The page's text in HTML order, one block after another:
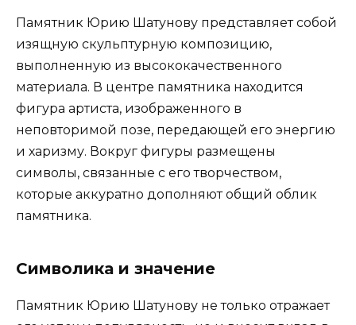
Памятник Юрию Шатунову представляет собой
изящную скульптурную композицию,
выполненную из высококачественного
материала. В центре памятника находится
фигура артиста, изображенного в
неповторимой позе, передающей его энергию
и харизму. Вокруг фигуры размещены
символы, связанные с его творчеством,
которые аккуратно дополняют общий облик
памятника.
Символика и значение
Памятник Юрию Шатунову не только отражает